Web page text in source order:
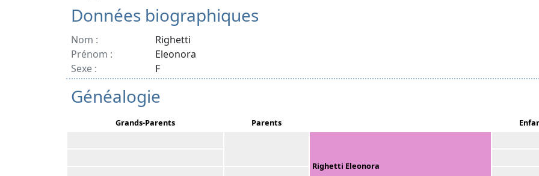
Données biographiques
Nom :
Righetti
Prénom :
Eleonora
Sexe :
F
Généalogie
Grands-Parents Parents
Righetti Eleonora